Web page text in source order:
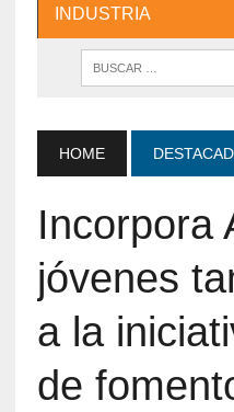
INDUSTRIA
HOME
Incorpora
jóvenes
a la
de